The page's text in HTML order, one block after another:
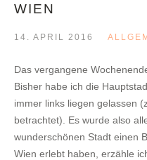
WIEN
14. APRIL 2016
Das vergangene
Bisher habe ich die
immer links liegen gelassen
betrachtet). Es wurde also
wunderschönen Stadt einen
Wien erlebt haben, erzähle